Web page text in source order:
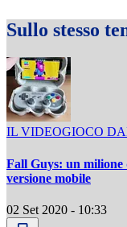
Sullo stesso
IL VIDEOGIOCO
Fall Guys: un milione
versione mobile
02 Set 2020 - 10:33